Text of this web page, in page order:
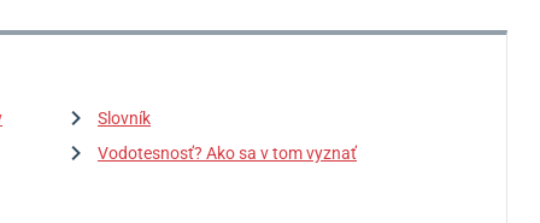
Slovník
Vodotesnosť? Ako sa v tom vyznať